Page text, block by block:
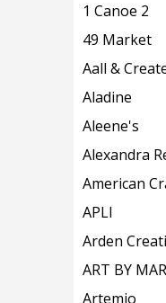
1 Canoe 2
49 Market
Aall &
Aladine
Aleene's
Alexandra
American
APLI
Arden
ART BY
Artemio